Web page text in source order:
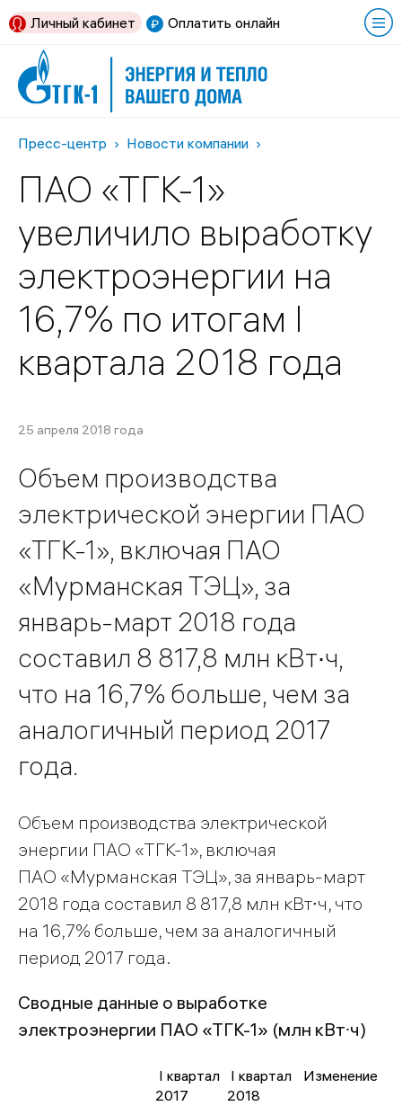
Оплатить онлайн
Личный кабинет
Пресс-центр Новости компании
ПАО «ТГК-1»
увеличило выработку
электроэнергии на
16,7% по итогам I
квартала 2018 года
25 апреля 2018 года
Объем производства
электрической энергии ПАО
«ТГК-1», включая ПАО
«Мурманская ТЭЦ», за
январь-март 2018 года
составил 8 817,8 млн кВт∙ч,
что на 16,7% больше, чем за
аналогичный период 2017
года.
Объем производства электрической
энергии ПАО «ТГК-1», включая
ПАО «Мурманская ТЭЦ», за январь-март
2018 года составил 8 817,8 млн кВт∙ч, что
на 16,7% больше, чем за аналогичный
период 2017 года.
Сводные данные о выработке
электроэнергии ПАО «ТГК-1» (млн кВт∙ч)
I квартал
2017
I квартал
2018
Изменение